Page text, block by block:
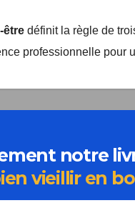
êtredéfinit la règle de
notre
vieillir en